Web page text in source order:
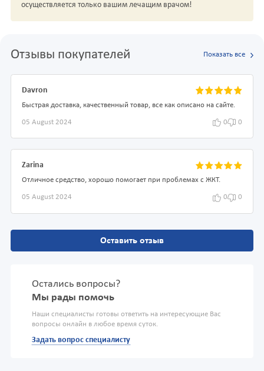
осуществляется только вашим лечащим врачом!
Отзывы покупателей Показать все
Davron
Быстрая доставка, качественный товар, все как описано на сайте.
05 August 2024 0 0
Zarina
Отличное средство, хорошо помогает при проблемах с ЖКТ.
05 August 2024 0 0
Оставить отзыв
Остались вопросы?
Мы рады помочь
Наши специалисты готовы ответить на интересующие Вас
вопросы онлайн в любое время суток.
Задать вопрос специалисту